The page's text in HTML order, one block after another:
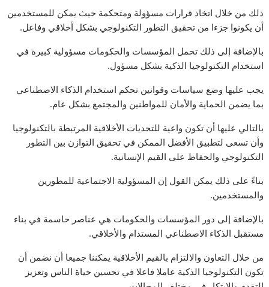
ذلك من خلال اتخاذ قرارات مسؤولة ومتحكمة حيث يمكن للمستخدمين
أن يكونوا جزءا من تحقيق التطور التكنولوجي بشكل أخلاقي وفاعل.
بالإضافة إلى ذلك تحمل المؤسسات والحكومات مسؤولية كبيرة في
استخدام التكنولوجيا الذكية بشكل مسؤول.
يجب عليها وضع سياسات وقوانين تحكم استخدام الذكاء الاصطناعي
بما يضمن الحماية والأمان للمواطنين والمجتمع بشكل عام.
بالتالي عليها أن تكون واعية للتحديات الأخلاقية المرتبطة بالتكنولوجيا
وأن تسعى لتطبيق الأفضل الممكن في تحقيق التوازن بين التطور
التكنولوجي والحفاظ على القيم الإنسانية.
بناءً على ذلك يمكن القول إن المسؤولية الاجتماعية للمطورين
والمستخدمين.
بالإضافة إلى دور المؤسسات والحكومات هي عناصر حاسمة في بناء
مستقبل الذكاء الاصطناعي المستدام والأخلاقي.
من خلال التعاون والالتزام بالقيم الأخلاقية يمكننا جميعا أن نضمن أن
تكون التكنولوجيا الذكية عاملا فاعلا في تحسين حياة الناس وتعزيز